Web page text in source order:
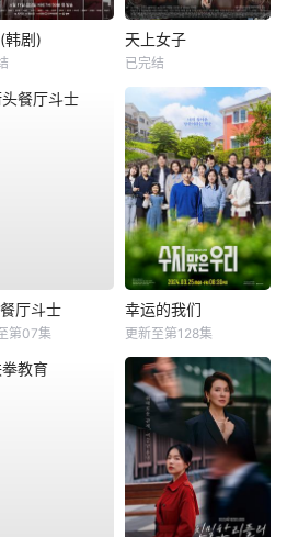
韩剧) 天上女子
已完结
厅斗士
第07集
幸运的我们
更新至第128集